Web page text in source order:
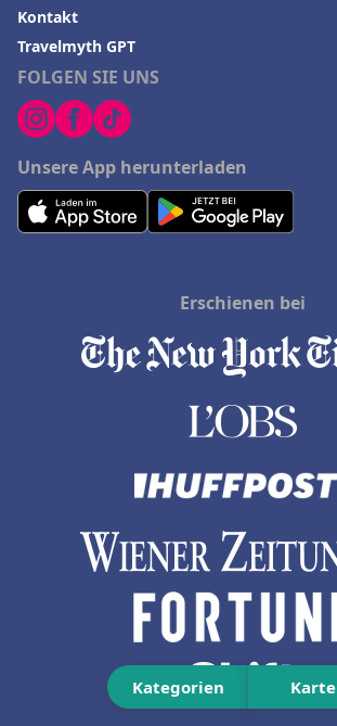
Kategorien Karte
FOLGEN SIE UNS
Unsere App herunterladen
Kontakt
Travelmyth GPT
Erschienen bei